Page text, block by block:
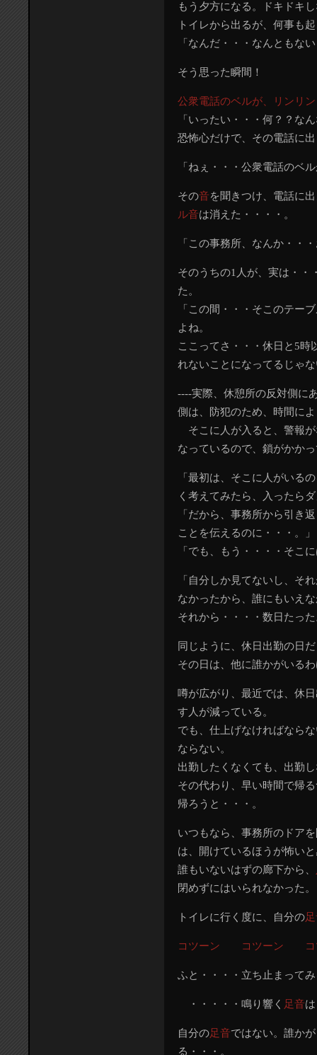
もう夕方になる。ドキドキ
トイレから出るが、何事も
「なんだ・・・なんともな
そう思った瞬間！
公衆電話のベルが、リンリ
「いったい・・・何？？な
恐怖心だけで、その電話に
「ねぇ・・・公衆電話のベ
その音を聞きつけ、電話に
ル音は消えた・・・・。
「この事務所、なんか・・
そのうちの1人が、実は・・
た。
「この間・・・そこのテー
よね。
ここってさ・・・休日と5時
れないことになってるじゃ
----実際、休憩所の反対側に
側は、防犯のため、時間に
そこに人が入ると、警報
なっているので、鎖がかか
「最初は、そこに人がいる
く考えてみたら、入ったら
「だから、事務所から引き
ことを伝えるのに・・・。」
「でも、もう・・・・そこ
「自分しか見てないし、そ
なかったから、誰にもいえ
それから・・・・数日たっ
同じように、休日出勤の日
その日は、他に誰かがいる
噂が広がり、最近では、休
す人が減っている。
でも、仕上げなければなら
ならない。
出勤したくなくても、出勤
その代わり、早い時間で帰
帰ろうと・・・。
いつもなら、事務所のドア
は、開けているほうが怖い
誰もいないはずの廊下から、
閉めずにはいられなかった。
トイレに行く度に、自分の
コツーン コツーン コ
ふと・・・・立ち止まって
・・・・・鳴り響く 足音
自分の足音ではない。誰か
る・・・。